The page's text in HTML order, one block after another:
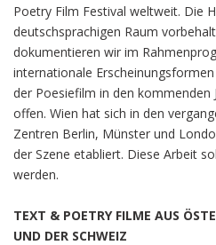
Poetry Film Festival weltweit. Die
deutschsprachigen Raum
dokumentieren wir im
internationale
der Poesiefilm in den
offen. Wien hat sich in den
Zentren Berlin, Münster und
der Szene etabliert. Diese Arbeit
werden.
TEXT & POETRY FILME AUS
UND DER SCHWEIZ